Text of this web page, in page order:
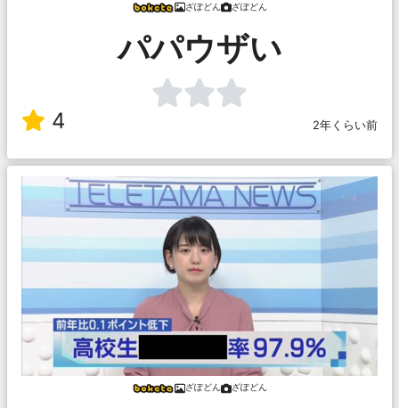
ざぽどん ざぽどん
パパウザい
4 2年くらい前
ざぽどん ざぽどん